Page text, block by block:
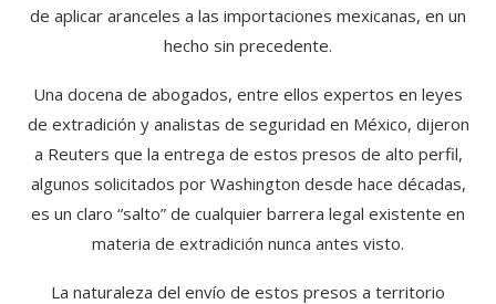
de aplicar aranceles a las importaciones mexicanas, en un
hecho sin precedente.
Una docena de abogados, entre ellos expertos en leyes
de extradición y analistas de seguridad en México, dijeron
a Reuters que la entrega de estos presos de alto perfil,
algunos solicitados por Washington desde hace décadas,
es un claro “salto” de cualquier barrera legal existente en
materia de extradición nunca antes visto.
La naturaleza del envío de estos presos a territorio